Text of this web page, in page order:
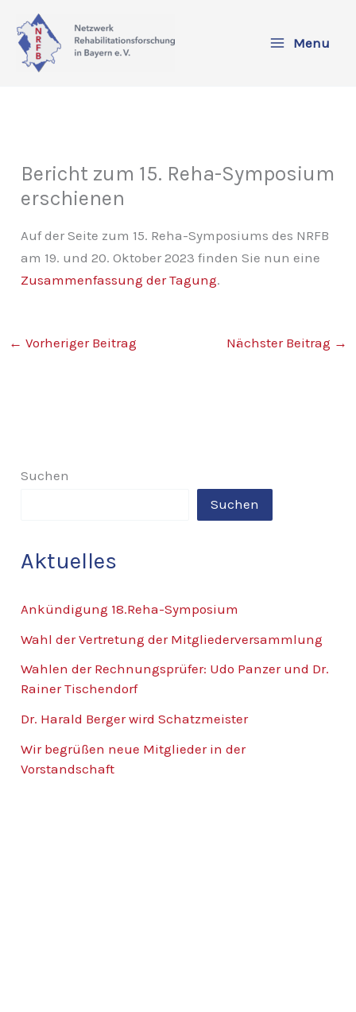
Inhalt
springen
Menu
Bericht zum 15. Reha-Symposium
erschienen
Auf der Seite zum 15. Reha-Symposiums des NRFB
am 19. und 20. Oktober 2023 finden Sie nun eine
Zusammenfassung der Tagung.
← Vorheriger Beitrag Nächster Beitrag →
Suchen
Suchen
Aktuelles
Ankündigung 18.Reha-Symposium
Wahl der Vertretung der Mitgliederversammlung
Wahlen der Rechnungsprüfer: Udo Panzer und Dr.
Rainer Tischendorf
Dr. Harald Berger wird Schatzmeister
Wir begrüßen neue Mitglieder in der
Vorstandschaft